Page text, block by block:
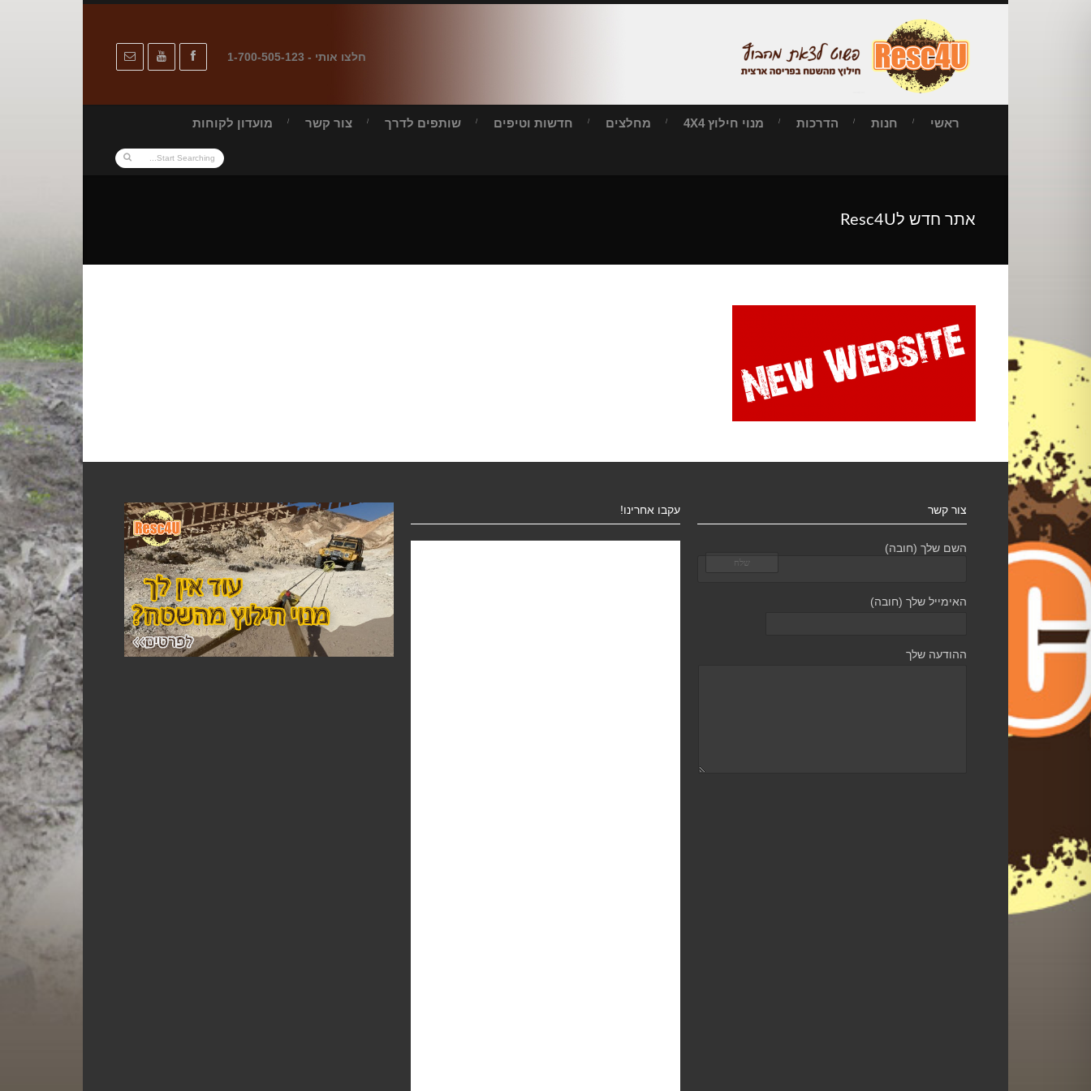
חלצו אותי - 1-700-505-123
ראשי חנות הדרכות מנוי חילוץ 4X4 מחלצים חדשות וטיפים שותפים לדרך צור קשר מועדון לקוחות
אתר חדש לResc4U
צור קשר
השם שלך (חובה)
האימייל שלך (חובה)
ההודעה שלך
עקבו אחרינו!